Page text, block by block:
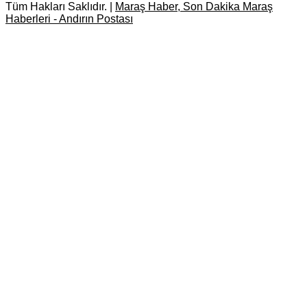
Tüm Hakları Saklıdır. |
Maraş Haber, Son Dakika Maraş
Haberleri - Andırın Postası